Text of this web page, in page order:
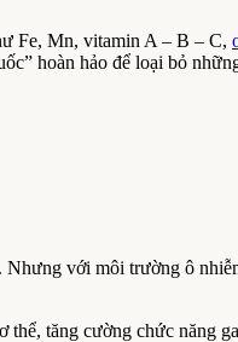
Fe, Mn, vitamin A – B – C,
hoàn hảo để loại bỏ
với môi trường ô
thể, tăng cường chức năng